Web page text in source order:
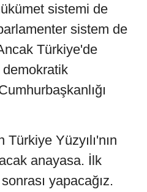
sistemi de
sistem de
Türkiye'de
Yüzyılı'nın
anayasa. İlk
yapacağız.